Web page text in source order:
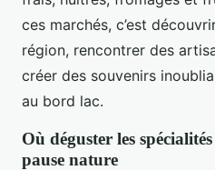
ces marchés, c’est
région, rencontrer des
créer des souvenirs
au bord lac.
Où déguster les
pause nature